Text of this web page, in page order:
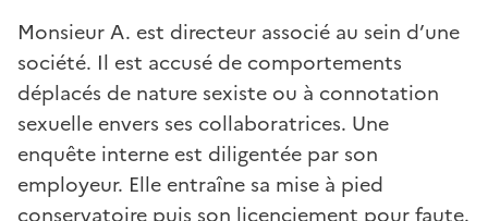
Monsieur A. est directeur associé au sein d’une
société. Il est accusé de comportements
déplacés de nature sexiste ou à connotation
sexuelle envers ses collaboratrices. Une
enquête interne est diligentée par son
employeur. Elle entraîne sa mise à pied
conservatoire puis son licenciement pour faute.